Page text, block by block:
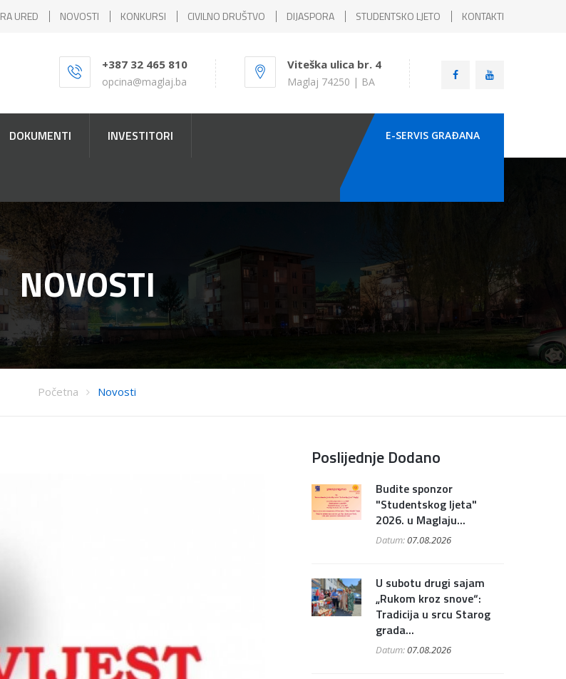
RA URED NOVOSTI KONKURSI CIVILNO DRUŠTVO DIJASPORA STUDENTSKO LJETO KONTAKTI
+387 32 465 810
opcina@maglaj.ba
Viteška ulica br. 4
Maglaj 74250 | BA
DOKUMENTI INVESTITORI E-SERVIS GRAÐANA
NOVOSTI
Početna Novosti
Poslijednje Dodano
Budite sponzor
"Studentskog ljeta"
2026. u Maglaju...
Datum:07.08.2026
U subotu drugi sajam
„Rukom kroz snove“:
Tradicija u srcu Starog
grada...
Datum:07.08.2026